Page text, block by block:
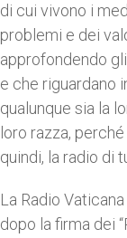
di cui vivono i
problemi e dei
approfondendo
e che riguardano
qualunque sia la
loro razza,
quindi, la radio di
La Radio
dopo la firma dei